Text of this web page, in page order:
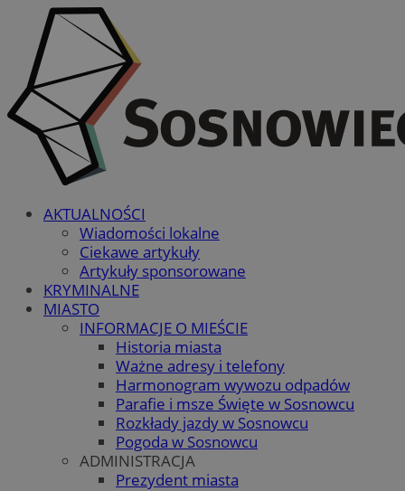
AKTUALNOŚCI
Wiadomości lokalne
Ciekawe artykuły
Artykuły sponsorowane
KRYMINALNE
MIASTO
INFORMACJE O MIEŚCIE
Historia miasta
Ważne adresy i telefony
Harmonogram wywozu odpadów
Parafie i msze Święte w Sosnowcu
Rozkłady jazdy w Sosnowcu
Pogoda w Sosnowcu
ADMINISTRACJA
Prezydent miasta